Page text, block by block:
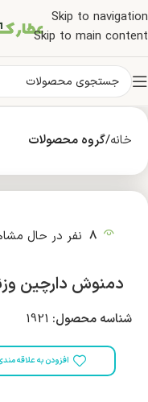
Skip to navigation
Skip to main content
خانه گروه محصولات
8 نفر در حال
دمنوش دارچین
شناسه محصول: 1921
افزودن به علاقه